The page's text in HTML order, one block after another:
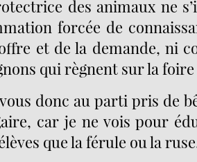
des animaux ne
forcée de
et de la demande, ni
qui règnent sur la
donc au parti pris de
car je ne vois pour
que la férule ou la